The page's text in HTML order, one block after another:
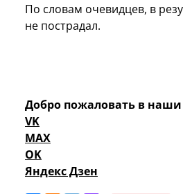
По словам очевидцев, в
не пострадал.
Добро пожаловать в наши
VK
MAX
OK
Яндекс Дзен